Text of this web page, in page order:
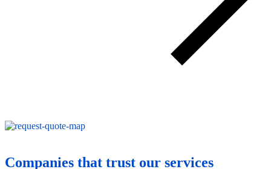
Companies that trust our services